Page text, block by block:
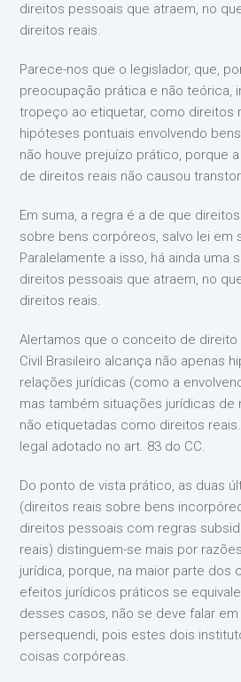
direitos pessoais que atraem, no
direitos reais.
Parece-nos que o legislador, que,
preocupação prática e não teórica,
tropeço ao etiquetar, como direitos
hipóteses pontuais envolvendo
não houve prejuízo prático, porque
de direitos reais não causou
Em suma, a regra é a de que
sobre bens corpóreos, salvo lei em
Paralelamente a isso, há ainda uma
direitos pessoais que atraem, no
direitos reais.
Alertamos que o conceito de direito
Civil Brasileiro alcança não apenas
relações jurídicas (como a
mas também situações jurídicas de
não etiquetadas como direitos
legal adotado no art. 83 do CC.
Do ponto de vista prático, as duas
(direitos reais sobre bens
direitos pessoais com regras
reais) distinguem-se mais por
jurídica, porque, na maior parte dos
efeitos jurídicos práticos se
desses casos, não se deve falar
persequendi, pois estes dois
coisas corpóreas.